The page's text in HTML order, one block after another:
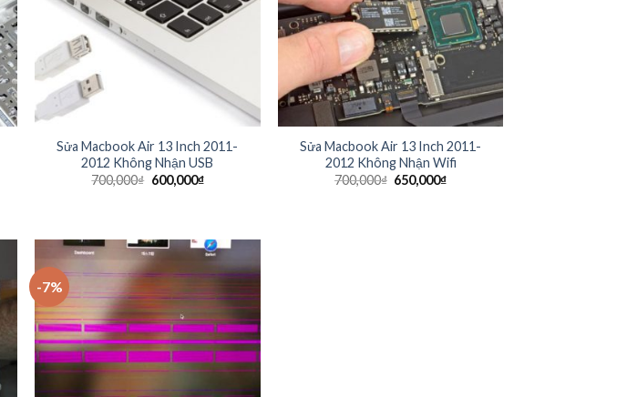
Sửa Macbook Air 13 Inch 2011-
2012 Không Nhận USB
700,000₫ 600,000₫
Sửa Macbook Air 13 Inch 2011-
2012 Không Nhận Wifi
700,000₫ 650,000₫
-7%